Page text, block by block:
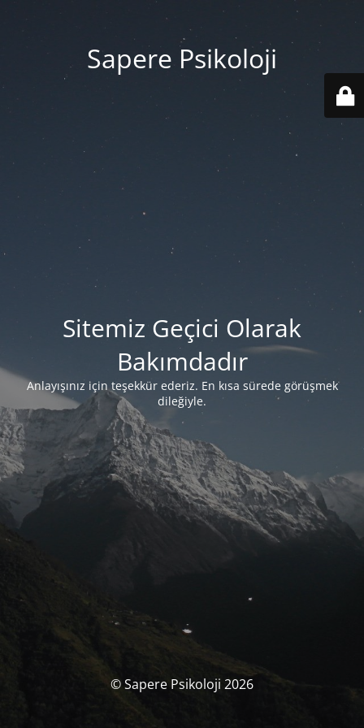
Sapere Psikoloji
Sitemiz Geçici Olarak
Bakımdadır
Anlayışınız için teşekkür ederiz. En kısa sürede görüşmek
dileğiyle.
© Sapere Psikoloji 2026